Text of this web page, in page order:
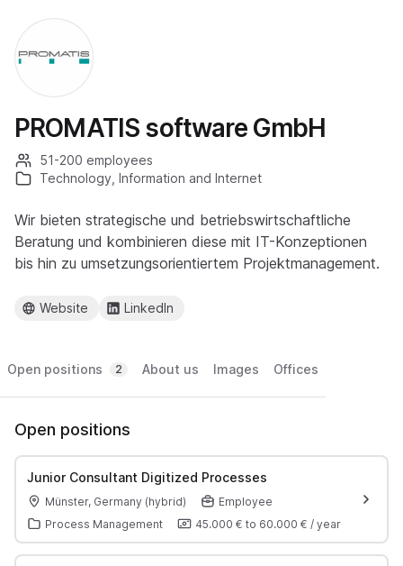
PROMATIS software GmbH
51-200 employees
Technology, Information and Internet
Wir bieten strategische und betriebswirtschaftliche
Beratung und kombinieren diese mit IT-Konzeptionen
bis hin zu umsetzungsorientiertem Projektmanagement.
Website LinkedIn
Open positions 2 About us Images Offices
Open positions
Junior Consultant Digitized Processes
Münster, Germany (hybrid)
Employee
Process Management
45.000 € to 60.000 € / year